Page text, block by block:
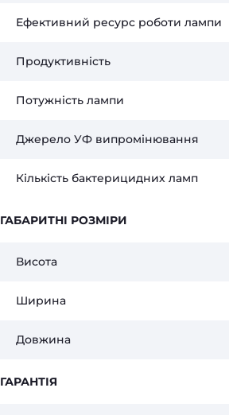
Ефективний ресурс роботи лампи
Продуктивність
Потужність лампи
Джерело УФ випромінювання
Кількість бактерицидних ламп
ГАБАРИТНІ РОЗМІРИ
Висота
Ширина
Довжина
ГАРАНТІЯ